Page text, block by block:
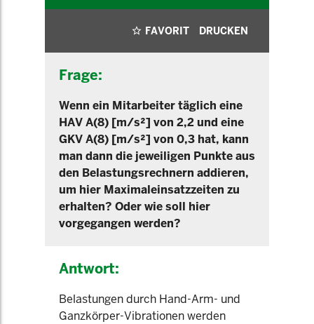
FAVORIT DRUCKEN
Frage:
Wenn ein Mitarbeiter täglich eine
HAV A(8) [m/s²] von 2,2 und eine
GKV A(8) [m/s²] von 0,3 hat, kann
man dann die jeweiligen Punkte aus
den Belastungsrechnern addieren,
um hier Maximaleinsatzzeiten zu
erhalten? Oder wie soll hier
vorgegangen werden?
Antwort:
Belastungen durch Hand-Arm- und
Ganzkörper-Vibrationen werden